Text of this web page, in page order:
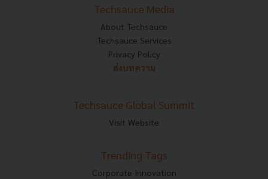
Techsauce Media
About Techsauce
Techsauce Services
Privacy Policy
ส่งบทความ
Techsauce Global Summit
Visit Website
Trending Tags
Corporate Innovation